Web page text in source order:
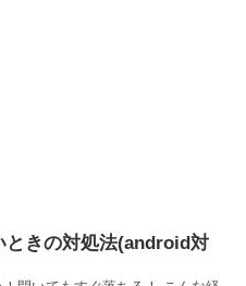
きの対処法(android対